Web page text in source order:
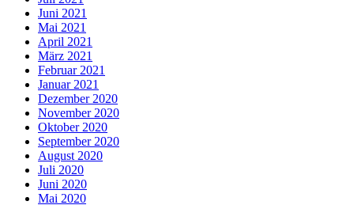
Juni 2021
Mai 2021
April 2021
März 2021
Februar 2021
Januar 2021
Dezember 2020
November 2020
Oktober 2020
September 2020
August 2020
Juli 2020
Juni 2020
Mai 2020